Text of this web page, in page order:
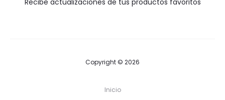
Copyright © 2026
Inicio